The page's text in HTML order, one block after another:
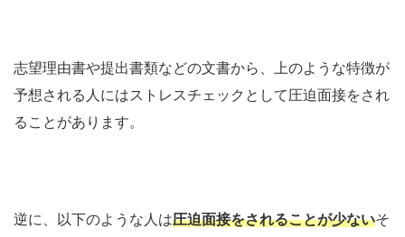
志望理由書や提出書類などの文書から、上のような特徴が
予想される人にはストレスチェックとして圧迫面接をされ
ることがあります。
逆に、以下のような人は圧迫面接をされることが少ないそ